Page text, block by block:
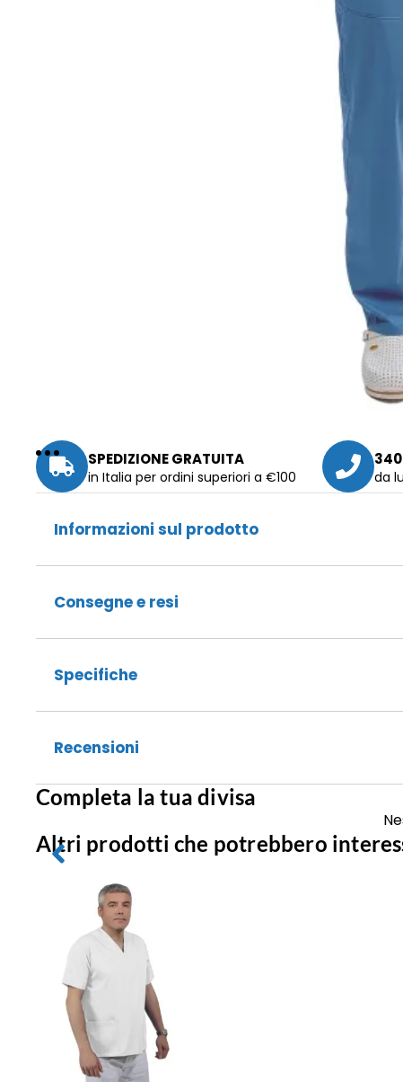
SPEDIZIONE GRATUITA
in Italia per ordini superiori a €100 da
Informazioni sul prodotto
Consegne e resi
Specifiche
Recensioni
Completa la tua divisa
Altri prodotti che potrebbero